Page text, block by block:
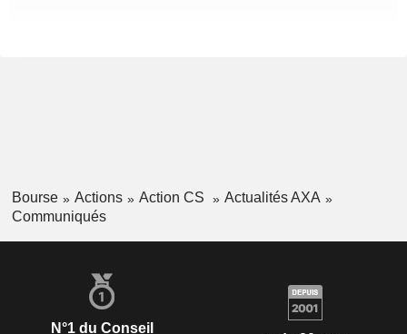
Bourse Actions Action CS
Actualités AXA
Communiqués
N°1 du Conseil